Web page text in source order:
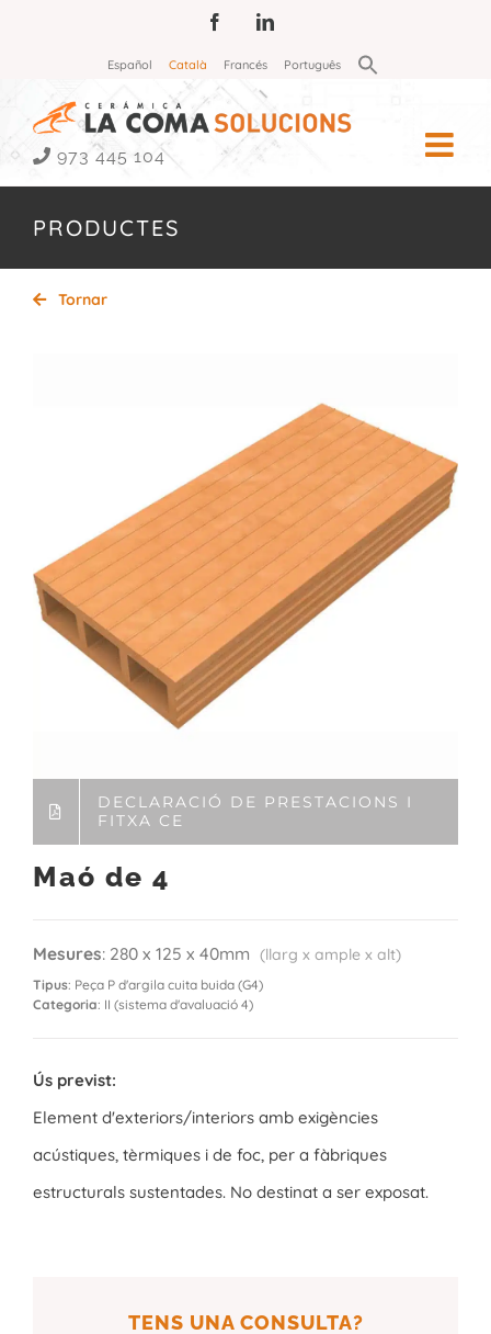
FacebookLinkedIn
Español Català Francés Português Search
for:
973 445 104
PRODUCTES
Tornar
DECLARACIÓ DE PRESTACIONS I
FITXA CE
Maó de 4
Mesures: 280 x 125 x 40mm (llarg x ample x alt)
Tipus: Peça P d'argila cuita buida (G4)
Categoria: II (sistema d'avaluació 4)
Ús previst:
Element d'exteriors/interiors amb exigències
acústiques, tèrmiques i de foc, per a fàbriques
estructurals sustentades. No destinat a ser exposat.
TENS UNA CONSULTA?